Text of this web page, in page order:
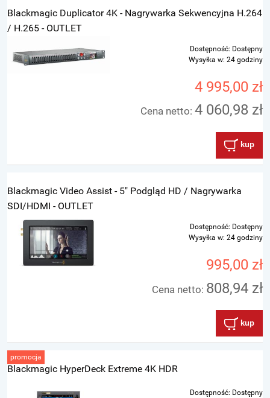
Blackmagic Duplicator 4K - Nagrywarka Sekwencyjna H.264
/ H.265 - OUTLET
Dostępność: Dostępny
Wysyłka w: 24 godziny
4 995,00 zł
Cena netto: 4 060,98 zł
kup
Blackmagic Video Assist - 5" Podgląd HD / Nagrywarka
SDI/HDMI - OUTLET
Dostępność: Dostępny
Wysyłka w: 24 godziny
995,00 zł
Cena netto: 808,94 zł
kup
Blackmagic HyperDeck Extreme 4K HDR
Dostępność: Dostępny
promocja